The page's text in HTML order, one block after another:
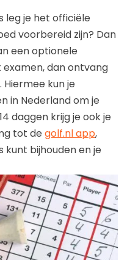
leg je het officiële
voorbereid zijn? Dan
een optionele
examen, dan ontvang
kun je
in Nederland om je
daggen krijg je ook je
tot de golf.nl app,
kunt bijhouden en je